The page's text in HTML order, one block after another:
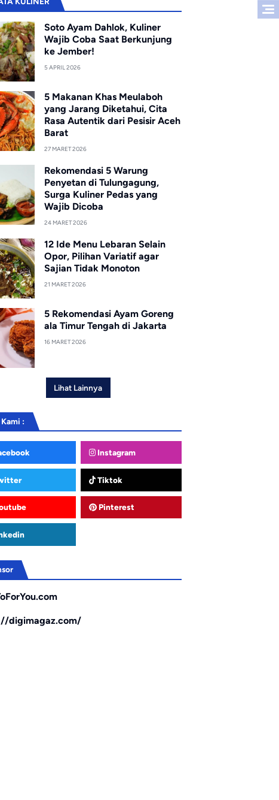
Soto Ayam Dahlok, Kuliner
Wajib Coba Saat Berkunjung
ke Jember!
5 APRIL 2026
5 Makanan Khas Meulaboh
yang Jarang Diketahui, Cita
Rasa Autentik dari Pesisir Aceh
Barat
27 MARET 2026
Rekomendasi 5 Warung
Penyetan di Tulungagung,
Surga Kuliner Pedas yang
Wajib Dicoba
24 MARET 2026
12 Ide Menu Lebaran Selain
Opor, Pilihan Variatif agar
Sajian Tidak Monoton
21 MARET 2026
5 Rekomendasi Ayam Goreng
ala Timur Tengah di Jakarta
16 MARET 2026
Lihat Lainnya
:
Instagram
Tiktok
Pinterest
digimagaz.com/